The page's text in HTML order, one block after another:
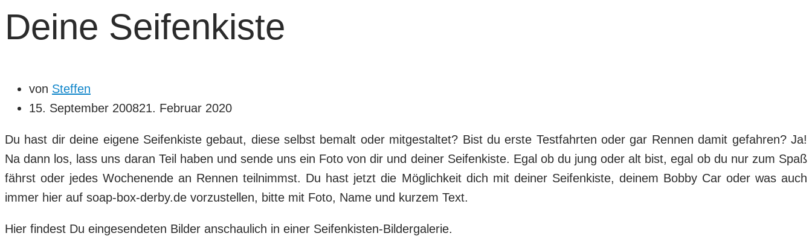
Deine Seifenkiste
von Steffen
15. September 200821. Februar 2020
Du hast dir deine eigene Seifenkiste gebaut, diese selbst bemalt oder mitgestaltet? Bist du erste Testfahrten oder gar Rennen damit gefahren? Ja!
Na dann los, lass uns daran Teil haben und sende uns ein Foto von dir und deiner Seifenkiste. Egal ob du jung oder alt bist, egal ob du nur zum Spaß
fährst oder jedes Wochenende an Rennen teilnimmst. Du hast jetzt die Möglichkeit dich mit deiner Seifenkiste, deinem Bobby Car oder was auch
immer hier auf soap-box-derby.de vorzustellen, bitte mit Foto, Name und kurzem Text.
Hier findest Du eingesendeten Bilder anschaulich in einer Seifenkisten-Bildergalerie.